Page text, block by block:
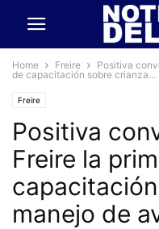
Home Freire
Positiva
de capacitación sobre crianza...
Freire
Positiva
Freire la
manejo de